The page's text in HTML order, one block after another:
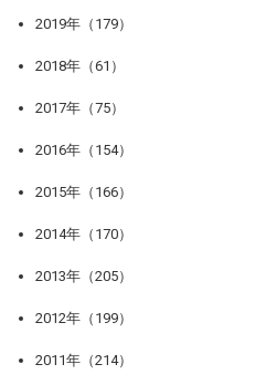
2019年（179）
2018年（61）
2017年（75）
2016年（154）
2015年（166）
2014年（170）
2013年（205）
2012年（199）
2011年（214）